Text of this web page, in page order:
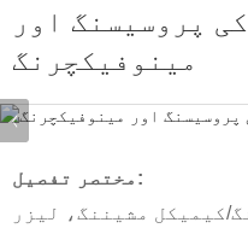
پروسیسنگ اور
مینوفیکچرنگ
مختصر تفصیل:
کیمیکل مشیننگ، لیزر